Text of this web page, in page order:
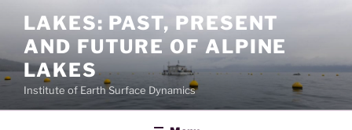
content
LAKES: PAST, PRESENT
AND FUTURE OF ALPINE
LAKES
Institute of Earth Surface Dynamics